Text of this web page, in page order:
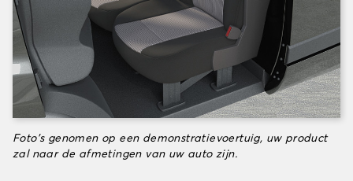
Foto's genomen op een demonstratievoertuig, uw product
zal naar de afmetingen van uw auto zijn.